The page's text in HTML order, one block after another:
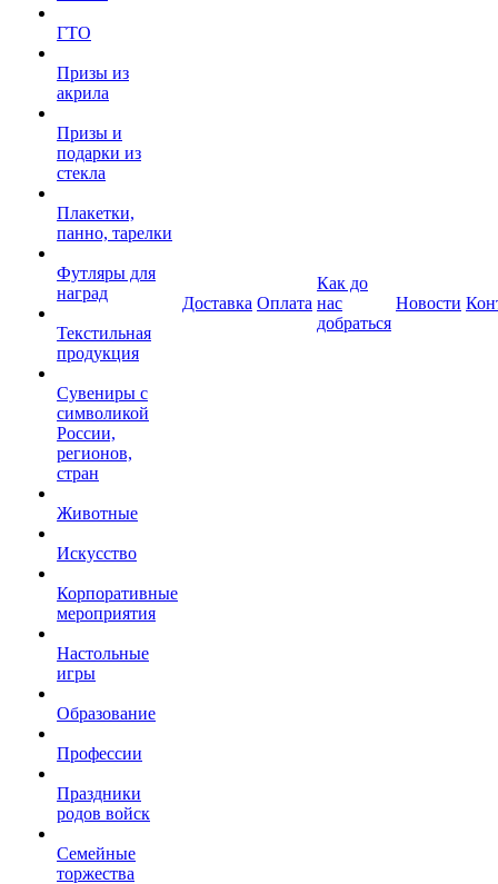
ГТО
Призы из
акрила
Призы и
подарки из
стекла
Плакетки,
панно, тарелки
Футляры для
наград
Текстильная
продукция
Сувениры с
символикой
России,
регионов,
стран
Животные
Искусство
Корпоративные
мероприятия
Настольные
игры
Образование
Профессии
Праздники
родов войск
Семейные
торжества
Доставка Оплата
Как до
нас
добраться
Новости